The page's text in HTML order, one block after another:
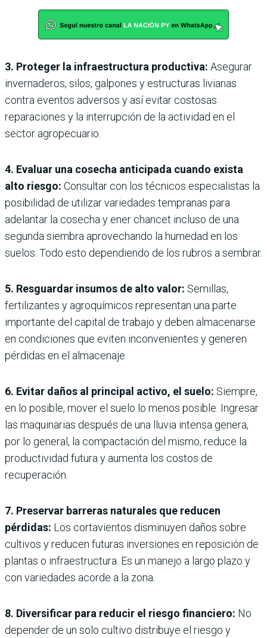
3. Proteger la infraestructura productiva: Asegurar
invernaderos, silos, galpones y estructuras livianas
contra eventos adversos y así evitar costosas
reparaciones y la interrupción de la actividad en el
sector agropecuario.
4. Evaluar una cosecha anticipada cuando exista
alto riesgo: Consultar con los técnicos especialistas la
posibilidad de utilizar variedades tempranas para
adelantar la cosecha y ener chancet incluso de una
segunda siembra aprovechando la humedad en los
suelos. Todo esto dependiendo de los rubros a sembrar.
5. Resguardar insumos de alto valor: Semillas,
fertilizantes y agroquímicos representan una parte
importante del capital de trabajo y deben almacenarse
en condiciones que eviten inconvenientes y generen
pérdidas en el almacenaje.
6. Evitar daños al principal activo, el suelo: Siempre,
en lo posible, mover el suelo lo menos posible. Ingresar
las maquinarias después de una lluvia intensa genera,
por lo general, la compactación del mismo, reduce la
productividad futura y aumenta los costos de
recuperación.
7. Preservar barreras naturales que reducen
pérdidas: Los cortavientos disminuyen daños sobre
cultivos y reducen futuras inversiones en reposición de
plantas o infraestructura. Es un manejo a largo plazo y
con variedades acorde a la zona.
8. Diversificar para reducir el riesgo financiero: No
depender de un solo cultivo distribuye el riesgo y